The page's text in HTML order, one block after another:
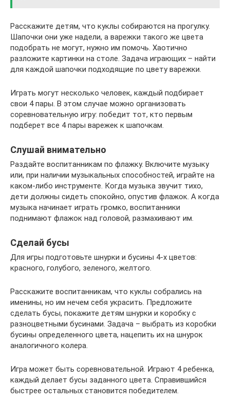
Расскажите детям, что куклы собираются на прогулку.
Шапочки они уже надели, а варежки такого же цвета
подобрать не могут, нужно им помочь. Хаотично
разложите картинки на столе. Задача играющих – найти
для каждой шапочки подходящие по цвету варежки.
Играть могут несколько человек, каждый подбирает
свои 4 пары. В этом случае можно организовать
соревновательную игру: победит тот, кто первым
подберет все 4 пары варежек к шапочкам.
Слушай внимательно
Раздайте воспитанникам по флажку. Включите музыку
или, при наличии музыкальных способностей, играйте на
каком-либо инструменте. Когда музыка звучит тихо,
дети должны сидеть спокойно, опустив флажок. А когда
музыка начинает играть громко, воспитанники
поднимают флажок над головой, размахивают им.
Сделай бусы
Для игры подготовьте шнурки и бусины 4-х цветов:
красного, голубого, зеленого, желтого.
Расскажите воспитанникам, что куклы собрались на
именины, но им нечем себя украсить. Предложите
сделать бусы, покажите детям шнурки и коробку с
разноцветными бусинами. Задача – выбрать из коробки
бусины определенного цвета, нацепить их на шнурок
аналогичного колера.
Игра может быть соревновательной. Играют 4 ребенка,
каждый делает бусы заданного цвета. Справившийся
быстрее остальных становится победителем.